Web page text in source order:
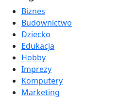
Biznes
Budownictwo
Dziecko
Edukacja
Hobby
Imprezy
Komputery
Marketing